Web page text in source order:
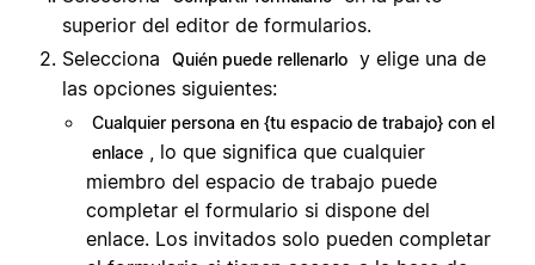
superior del editor de formularios.
Selecciona
Quién puede rellenarlo y elige una de
las opciones siguientes:
Cualquier persona en {tu espacio de trabajo} con el
enlace , lo que significa que cualquier
miembro del espacio de trabajo puede
completar el formulario si dispone del
enlace. Los invitados solo pueden completar